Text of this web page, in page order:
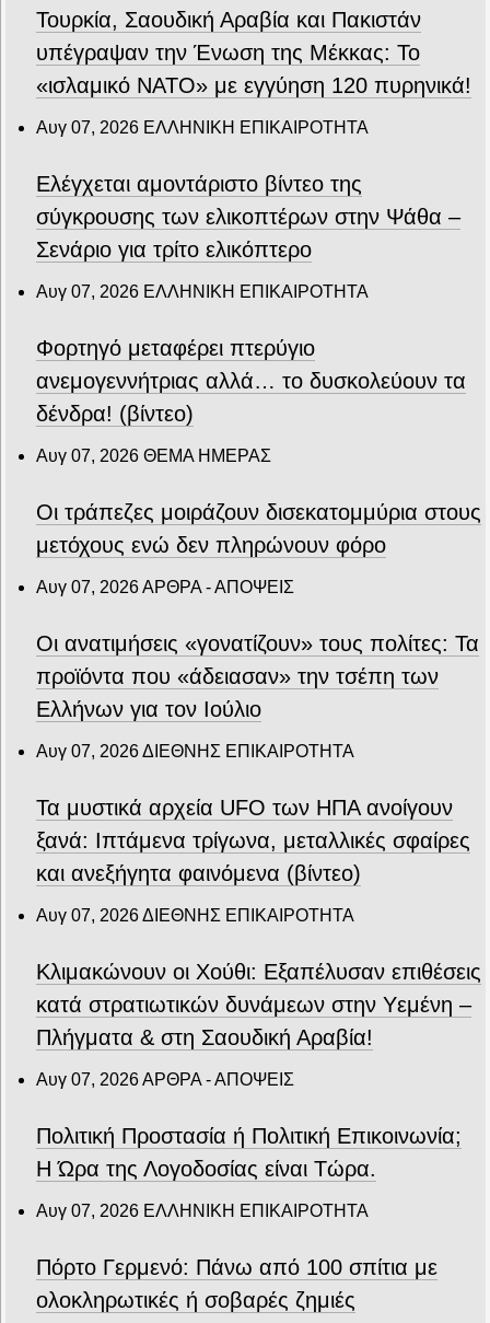
Τουρκία, Σαουδική Αραβία και Πακιστάν
υπέγραψαν την Ένωση της Μέκκας: Το
«ισλαμικό ΝΑΤΟ» με εγγύηση 120 πυρηνικά!
Αυγ 07, 2026 ΕΛΛΗΝΙΚΗ ΕΠΙΚΑΙΡΟΤΗΤΑ
Ελέγχεται αμοντάριστο βίντεο της
σύγκρουσης των ελικοπτέρων στην Ψάθα –
Σενάριο για τρίτο ελικόπτερο
Αυγ 07, 2026 ΕΛΛΗΝΙΚΗ ΕΠΙΚΑΙΡΟΤΗΤΑ
Φορτηγό μεταφέρει πτερύγιο
ανεμογεννήτριας αλλά… το δυσκολεύουν τα
δένδρα! (βίντεο)
Αυγ 07, 2026 ΘΕΜΑ ΗΜΕΡΑΣ
Οι τράπεζες μοιράζουν δισεκατομμύρια στους
μετόχους ενώ δεν πληρώνουν φόρο
Αυγ 07, 2026ΑΡΘΡΑ - ΑΠΟΨΕΙΣ
Οι ανατιμήσεις «γονατίζουν» τους πολίτες: Τα
προϊόντα που «άδειασαν» την τσέπη των
Ελλήνων για τον Ιούλιο
Αυγ 07, 2026ΔΙΕΘΝΗΣ ΕΠΙΚΑΙΡΟΤΗΤΑ
Τα μυστικά αρχεία UFO των ΗΠΑ ανοίγουν
ξανά: Ιπτάμενα τρίγωνα, μεταλλικές σφαίρες
και ανεξήγητα φαινόμενα (βίντεο)
Αυγ 07, 2026ΔΙΕΘΝΗΣ ΕΠΙΚΑΙΡΟΤΗΤΑ
Κλιμακώνουν οι Χούθι: Eξαπέλυσαν επιθέσεις
κατά στρατιωτικών δυνάμεων στην Υεμένη –
Πλήγματα & στη Σαουδική Αραβία!
Αυγ 07, 2026ΑΡΘΡΑ - ΑΠΟΨΕΙΣ
Πολιτική Προστασία ή Πολιτική Επικοινωνία;
Η Ώρα της Λογοδοσίας είναι Τώρα.
Αυγ 07, 2026 ΕΛΛΗΝΙΚΗ ΕΠΙΚΑΙΡΟΤΗΤΑ
Πόρτο Γερμενό: Πάνω από 100 σπίτια με
ολοκληρωτικές ή σοβαρές ζημιές